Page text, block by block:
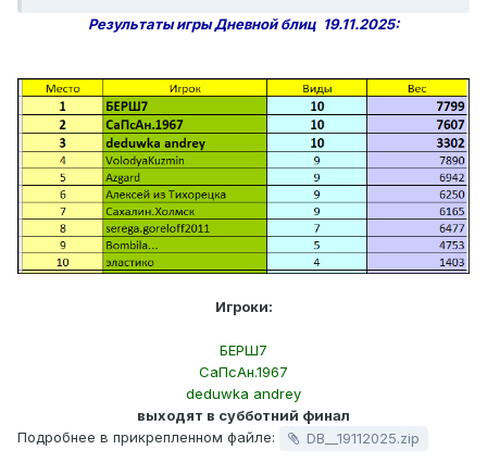
Результаты игры Дневной блиц 19.11.2025:
Игроки:
БЕРШ7
СаПсАн.1967
deduwka andrey
выходят в субботний финал
Подробнее в прикрепленном файле:
DB__19112025.zip